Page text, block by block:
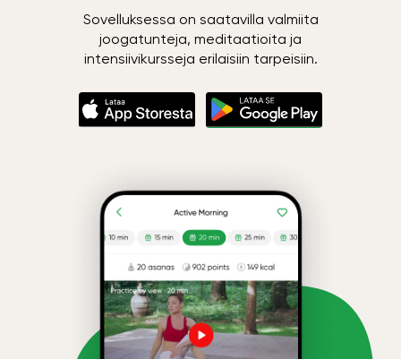
Sovelluksessa on saatavilla valmiita
joogatunteja, meditaatioita ja
intensiivikursseja erilaisiin tarpeisiin.